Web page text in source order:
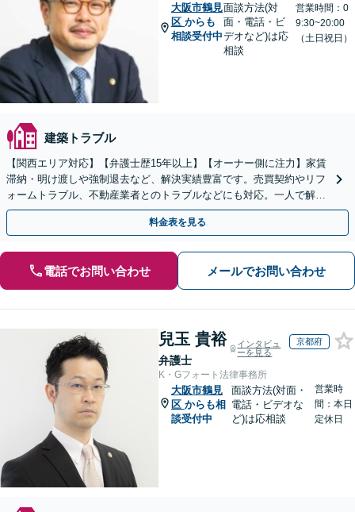
大阪市鶴見
区 からも
相談受付中
面談方法(対
面・電話・ビ
デオなど)は応
相談
営業時間：0
9:30~20:00
（土日祝日）
建築トラブル
【関西エリア対応】【弁護士歴15年以上】【オーナー側に注力】家賃
滞納・明け渡しや強制退去など、解決実績豊富です。売買契約やリフ
ォームトラブル、不動産業者とのトラブルなどにも対応。一人で解決
しようとする前に、遠慮なくご相談ください。
料金表を見る
電話でお問い合わせ メールでお問い合わせ
兒玉 貴裕
弁護士
インタビュ
ーを見る
京都府
K・Gフォート法律事務所
大阪市鶴見
区 からも相
談受付中
面談方法(対面・
電話・ビデオな
ど)は応相談
営業時
間：本日
定休日